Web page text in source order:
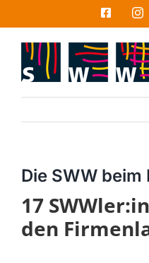
springen
Facebook
Die SWW
17
den